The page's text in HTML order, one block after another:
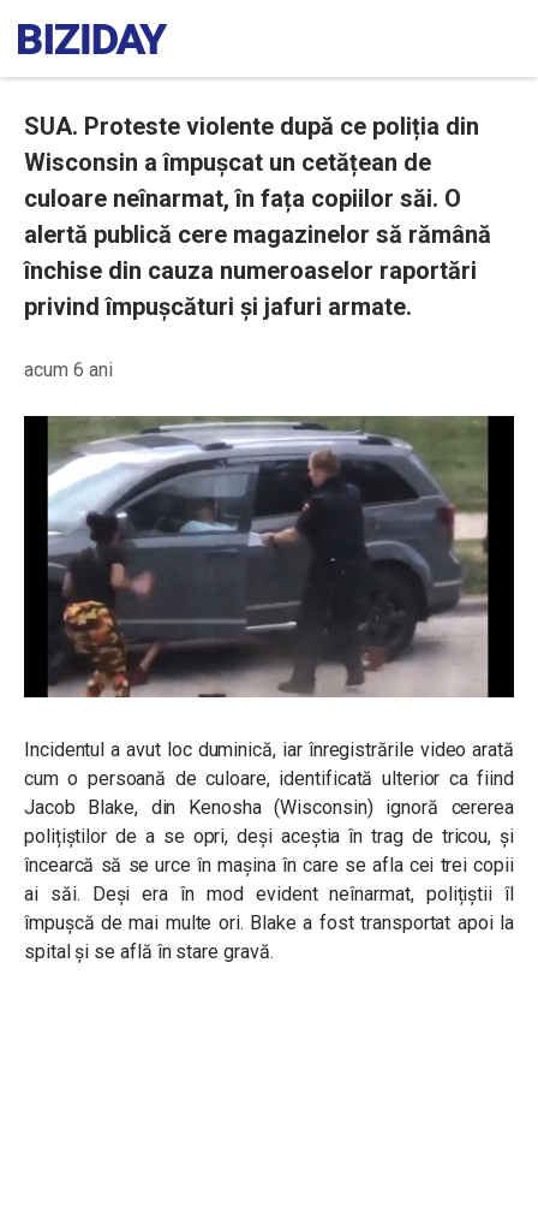
SUA. Proteste violente după ce poliția din
Wisconsin a împușcat un cetățean de
culoare neînarmat, în fața copiilor săi. O
alertă publică cere magazinelor să rămână
închise din cauza numeroaselor raportări
privind împușcături și jafuri armate.
acum 6 ani
Incidentul a avut loc duminică, iar înregistrările video arată
cum o persoană de culoare, identificată ulterior ca fiind
Jacob Blake, din Kenosha (Wisconsin) ignoră cererea
polițiștilor de a se opri, deși aceștia în trag de tricou, și
încearcă să se urce în mașina în care se afla cei trei copii
ai săi. Deși era în mod evident neînarmat, polițiștii îl
împușcă de mai multe ori. Blake a fost transportat apoi la
spital și se află în stare gravă.